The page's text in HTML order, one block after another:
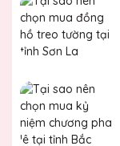
Quà tặng Biểu
khách hàng
với 2 màu lựa
trang trọng cho
Sản phẩm được
sang trọng, gửi
- Vinh danh cá